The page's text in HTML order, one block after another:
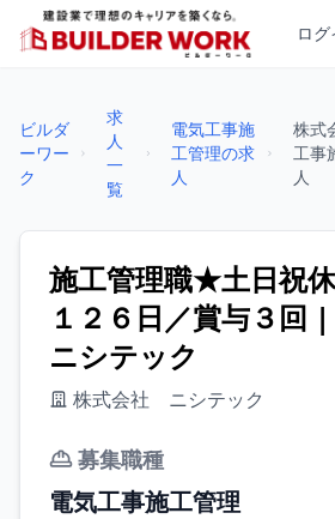
ログ
ビルダ
ーワー
ク
求
人
一
覧
電気工事施
工管理の求
人
株式
工事
人
施工管理職★土日祝
１２６日／賞与３回
ニシテック
株式会社 ニシテック
募集職種
電気工事施工管理